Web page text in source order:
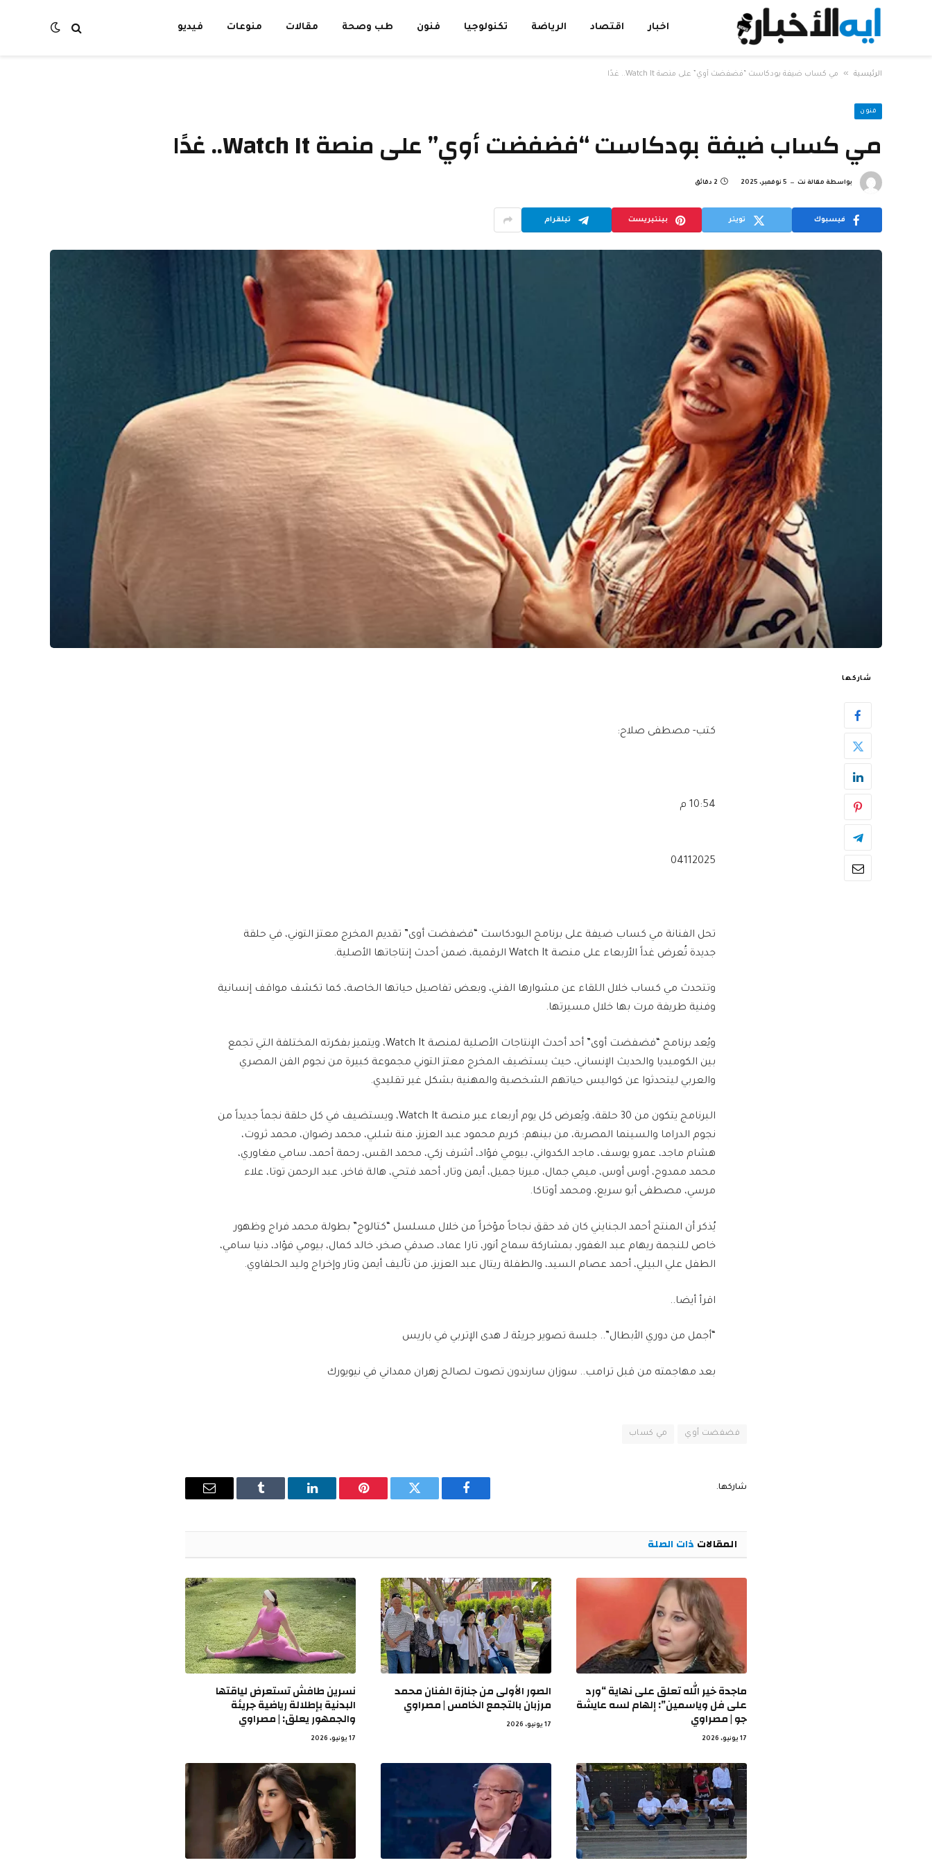
اخبار اقتصاد الرياضة تكنولوجيا فنون طب وصحة مقالات منوعات فيديو
الرئيسية » مي كساب ضيفة بودكاست “فضفضت أوي” على منصة Watch It.. غدًا
فنون
مي كساب ضيفة بودكاست “فضفضت أوي” على منصة Watch It.. غدًا
بواسطة مقالة نت 5 نوفمبر، 2025 2 دقائق
فيسبوك تويتر بينتيريست تيلقرام
شاركها
كتب- مصطفى صلاح:
10:54 م
04112025
تحل الفنانة مي كساب ضيفة على برنامج البودكاست “فضفضت أوى” تقديم المخرج معتز التوني، في حلقة
جديدة تُعرض غداً الأربعاء على منصة Watch It الرقمية، ضمن أحدث إنتاجاتها الأصلية.
وتتحدث مي كساب خلال اللقاء عن مشوارها الفني، وبعض تفاصيل حياتها الخاصة، كما تكشف مواقف إنسانية
وفنية طريفة مرت بها خلال مسيرتها.
ويُعد برنامج “فضفضت أوى” أحد أحدث الإنتاجات الأصلية لمنصة Watch It، ويتميز بفكرته المختلفة التي تجمع
بين الكوميديا والحديث الإنساني، حيث يستضيف المخرج معتز التوني مجموعة كبيرة من نجوم الفن المصري
والعربي ليتحدثوا عن كواليس حياتهم الشخصية والمهنية بشكل غير تقليدي.
البرنامج يتكون من 30 حلقة، ويُعرض كل يوم أربعاء عبر منصة Watch It، ويستضيف في كل حلقة نجماً جديداً من
نجوم الدراما والسينما المصرية، من بينهم: كريم محمود عبد العزيز، منة شلبي، محمد رضوان، محمد ثروت،
هشام ماجد، عمرو يوسف، ماجد الكدواني، بيومي فؤاد، أشرف زكي، محمد القس، رحمة أحمد، سامي مغاوري،
محمد ممدوح، أوس أوس، ميمي جمال، ميرنا جميل، أيمن وتار، أحمد فتحي، هالة فاخر، عبد الرحمن توتا، علاء
مرسي، مصطفى أبو سريع، ومحمد أوتاكا.
يُذكر أن المنتج أحمد الجنايني كان قد حقق نجاحاً مؤخراً من خلال مسلسل “كتالوج” بطولة محمد فراج وظهور
خاص للنجمة ريهام عبد الغفور، بمشاركة سماح أنور، تارا عماد، صدقي صخر، خالد كمال، بيومي فؤاد، دنيا سامي،
الطفل علي البيلي، أحمد عصام السيد، والطفلة ريتال عبد العزيز، من تأليف أيمن وتار وإخراج وليد الحلفاوي.
اقرأ أيضا..
“أجمل من دوري الأبطال”.. جلسة تصوير جريئة لـ هدى الإتربي في باريس
بعد مهاجمته من قبل ترامب.. سوزان سارندون تصوت لصالح زهران ممداني في نيويورك
فضفضت أوي مي كساب
شاركها.
فيسبوك تويتر بينتيريستلينكدإن Tumblr
البريد
المقالات ذات الصلة
ماجدة خير الله تعلق على نهاية “ورد
على فل وياسمين”: إلهام لسه عايشة
جو | مصراوي
17 يونيو، 2026
الصور الأولى من جنازة الفنان محمد
مرزبان بالتجمع الخامس | مصراوي
17 يونيو، 2026
نسرين طافش تستعرض لياقتها
البدنية بإطلالة رياضية جريئة
والجمهور يعلق: | مصراوي
17 يونيو، 2026